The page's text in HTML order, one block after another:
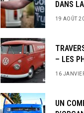
DANS
19 AOÛT
– LES
16
UN